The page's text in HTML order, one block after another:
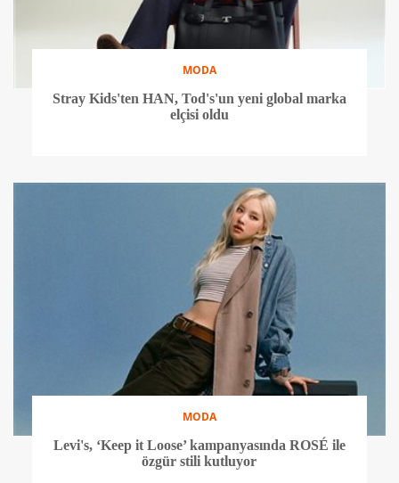
MODA
Stray Kids'ten HAN, Tod's'un yeni global marka
elçisi oldu
MODA
Levi's, ‘Keep it Loose’ kampanyasında ROSÉ ile
özgür stili kutluyor